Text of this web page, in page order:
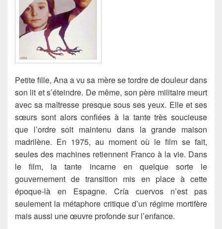
Petite fille, Ana a vu sa mère se tordre de douleur dans
son lit et s’éteindre. De même, son père militaire meurt
avec sa maîtresse presque sous ses yeux. Elle et ses
sœurs sont alors confiées à la tante très soucieuse
que l’ordre soit maintenu dans la grande maison
madrilène. En 1975, au moment où le film se fait,
seules des machines retiennent Franco à la vie. Dans
le film, la tante incarne en quelque sorte le
gouvernement de transition mis en place à cette
époque-là en Espagne. Cría cuervos n’est pas
seulement la métaphore critique d’un régime mortifère
mais aussi une œuvre profonde sur l’enfance.